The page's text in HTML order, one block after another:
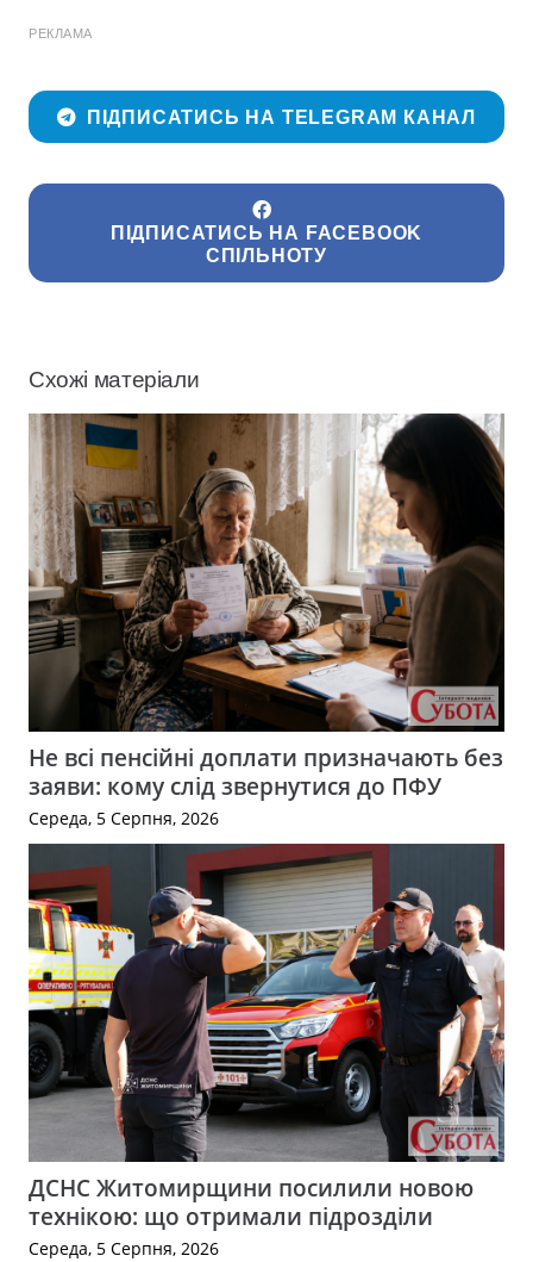
РЕКЛАМА
ПІДПИСАТИСЬ НА TELEGRAM КАНАЛ
ПІДПИСАТИСЬ НА FACEBOOK
СПІЛЬНОТУ
Схожі матеріали
Не всі пенсійні доплати призначають без
заяви: кому слід звернутися до ПФУ
Середа, 5 Серпня, 2026
ДСНС Житомирщини посилили новою
технікою: що отримали підрозділи
Середа, 5 Серпня, 2026